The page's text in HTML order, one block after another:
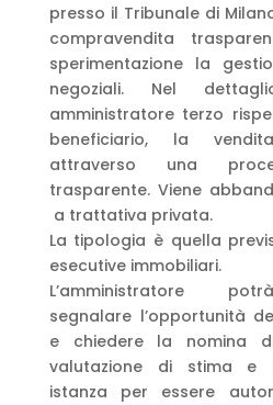
presso il Tribunale di
compravendita
sperimentazione la
negoziali. Nel
amministratore terzo
beneficiario, la
attraverso una
trasparente. Viene
a trattativa privata.
La tipologia è quella
esecutive immobiliari.
L’amministratore
segnalare l’opportunità
e chiedere la nomina
valutazione di stima e
istanza per essere